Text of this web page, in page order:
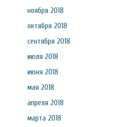
ноября 2018
октября 2018
сентября 2018
июля 2018
июня 2018
мая 2018
апреля 2018
марта 2018